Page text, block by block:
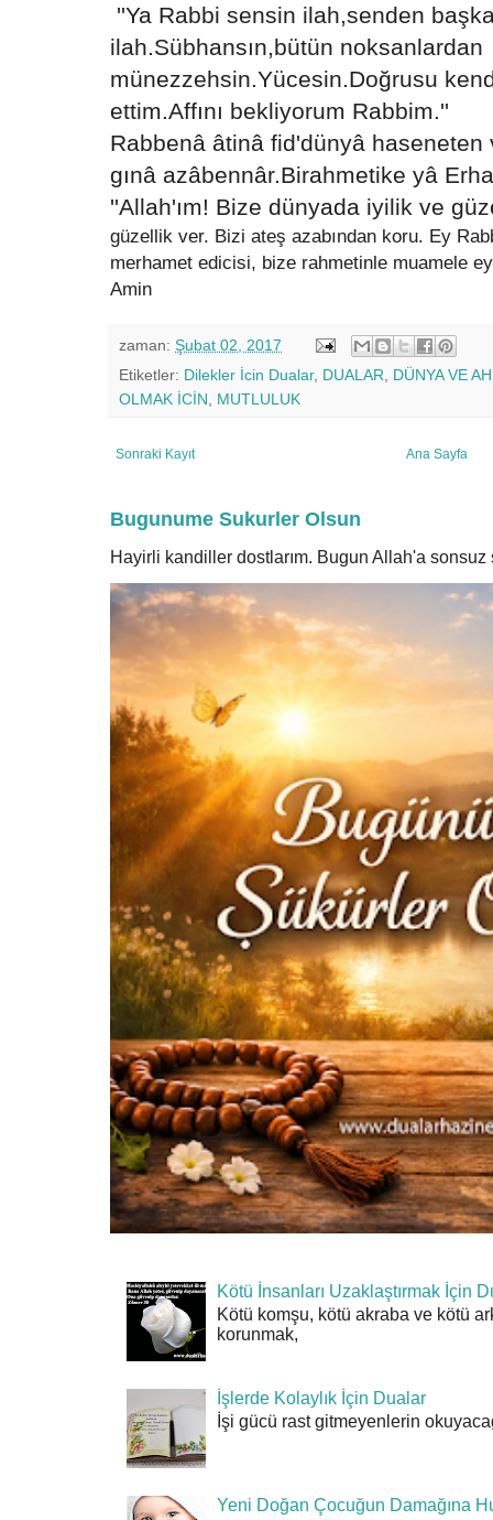
''Ya Rabbi sensin ilah,senden
ilah.Sübhansın,bütün noksanlardan
münezzehsin.Yücesin.Doğrusu
ettim.Affını bekliyorum Rabbim.''
Rabbenâ âtinâ fid'dünyâ
gınâ azâbennâr.Birahmetike yâ
''Allah'ım! Bize dünyada iyilik ve
güzellik ver. Bizi ateş azabından koru. Ey
merhamet edicisi, bize rahmetinle muamele
Amin
zaman: Şubat 02, 2017
Etiketler: Dilekler İcin Dualar, DUALAR
DÜNYA VE
OLMAK İCİN
MUTLULUK
Sonraki Kayıt Ana Sayfa
Bugunume Sukurler Olsun
Hayirli kandiller dostlarım. Bugun Allah'a
Kötü İnsanları Uzaklaştırmak İçin
Kötü komşu, kötü akraba ve kötü
korunmak,
İşlerde Kolaylık İçin Dualar
İşi gücü rast gitmeyenlerin
Yeni Doğan Çocuğun Damağına